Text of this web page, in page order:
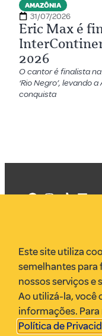
AMAZÔNIA
31/07/2026
Eric Max é
2026
O cantor é finalista
‘Rio Negro’, levando
conquista
VR Assessoria
Parcerias
Envie uma pauta
Anuncie
Este site utiliza
semelhantes para
nossos serviços e
Ao utilizá-la, você
informações.
Política de